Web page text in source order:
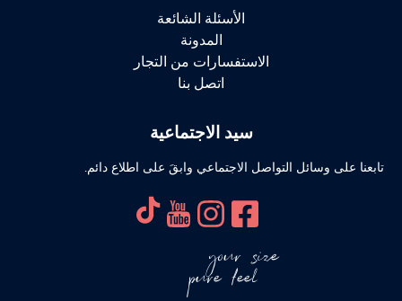
الأسئلة الشائعة
المدونة
الاستفسارات من التجار
اتصل بنا
سيد الاجتماعية
تابعنا على وسائل التواصل الاجتماعي وابقَ على اطلاع دائم.
your size
pure feel